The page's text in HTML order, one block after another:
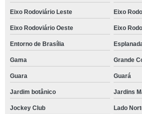
Eixo Rodoviário Leste Eixo
Eixo Rodoviário Oeste Eixo
Entorno de Brasília
Gama Grande
Guara Guará
Jardim botânico Jardins
Jockey Club Lado